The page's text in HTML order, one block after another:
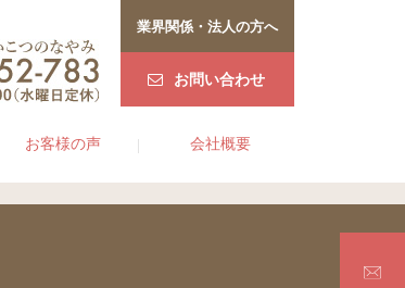
業界関係・法人の方へ
お問い合わせ
お客様の声 会社概要